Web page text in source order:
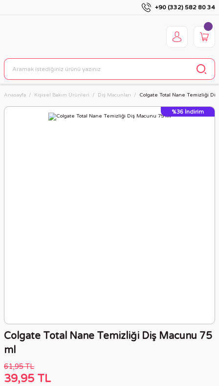
+90 (332) 582 80 34
Anasayfa Kişisel Bakım Ürünleri Diş Macunları Colgate Total Nane Temizliği
%36 İndirim
Colgate Total Nane Temizliği Diş Macunu 75
ml
61,95 TL
39,95 TL